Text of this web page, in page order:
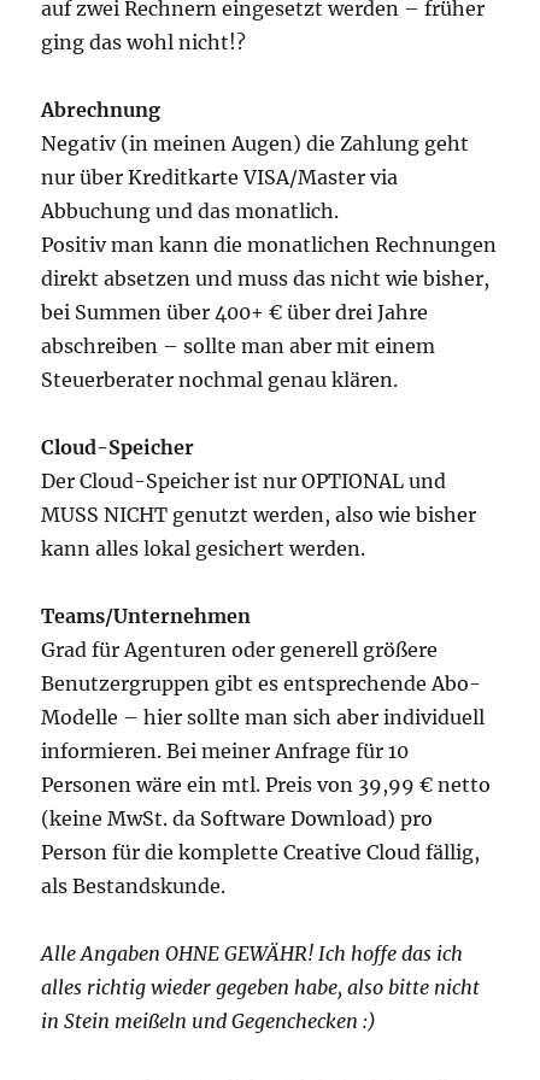
auf zwei Rechnern eingesetzt werden – früher
ging das wohl nicht!?
Abrechnung
Negativ (in meinen Augen) die Zahlung geht
nur über Kreditkarte VISA/Master via
Abbuchung und das monatlich.
Positiv man kann die monatlichen Rechnungen
direkt absetzen und muss das nicht wie bisher,
bei Summen über 400+ € über drei Jahre
abschreiben – sollte man aber mit einem
Steuerberater nochmal genau klären.
Cloud-Speicher
Der Cloud-Speicher ist nur OPTIONAL und
MUSS NICHT genutzt werden, also wie bisher
kann alles lokal gesichert werden.
Teams/Unternehmen
Grad für Agenturen oder generell größere
Benutzergruppen gibt es entsprechende Abo-
Modelle – hier sollte man sich aber individuell
informieren. Bei meiner Anfrage für 10
Personen wäre ein mtl. Preis von 39,99 € netto
(keine MwSt. da Software Download) pro
Person für die komplette Creative Cloud fällig,
als Bestandskunde.
Alle Angaben OHNE GEWÄHR! Ich hoffe das ich
alles richtig wieder gegeben habe, also bitte nicht
in Stein meißeln und Gegenchecken :)